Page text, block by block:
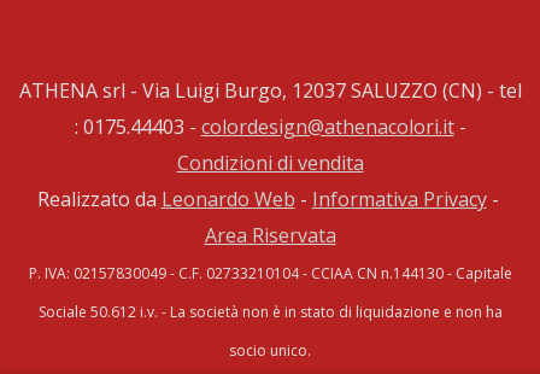
ATHENA srl - Via Luigi Burgo, 12037 SALUZZO (CN) - tel
: 0175.44403 - colordesign@athenacolori.it-
Condizioni di vendita
Realizzato da Leonardo Web - Informativa Privacy-
Area Riservata
P. IVA: 02157830049 - C.F. 02733210104 - CCIAA CN n.144130 - Capitale
Sociale 50.612 i.v. - La società non è in stato di liquidazione e non ha
socio unico.